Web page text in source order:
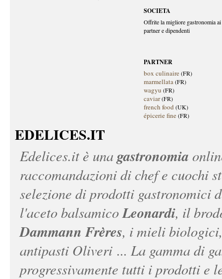
SOCIETA
Offrite la migliore gastronomia
partner e dipendenti
PARTNER
box culinaire(FR)
marmellata(FR)
wagyu (FR)
caviar(FR)
french food (UK)
épicerie fine(FR)
EDELICES.IT
Edelices.itè una gastronomia
raccomandazioni di chef e cuochi
selezione di prodotti gastronomici
l'aceto balsamicoLeonardi, il
Dammann Frères, i mieli
antipasti Oliveri ... La gamma di
progressivamente tutti i prodotti e